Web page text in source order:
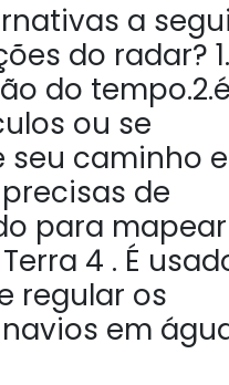
a
do radar?
do
ou se
seu caminho e
de
para
4 . É
regular os
em